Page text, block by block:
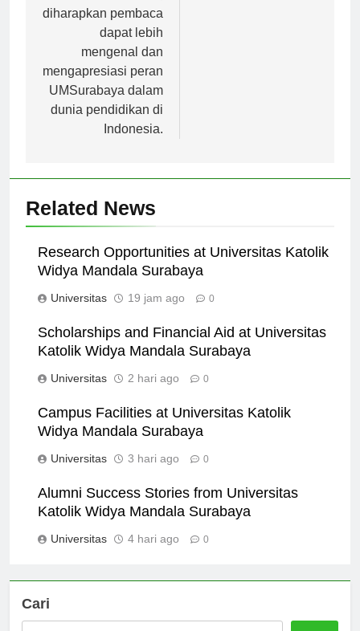
artikel ini,
diharapkan pembaca
dapat lebih
mengenal dan
mengapresiasi peran
UMSurabaya dalam
dunia pendidikan di
Related News
Research Opportunities at Universitas Katolik
Scholarships and Financial Aid at Universitas
Campus Facilities at Universitas Katolik
Alumni Success Stories from Universitas
Cari